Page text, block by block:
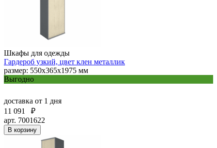
Шкафы для одежды
Гардероб узкий, цвет клен металлик
размер: 550х365х1975 мм
Выгодно
доставка от 1 дня
11 091
₽
арт. 7001622
В корзину